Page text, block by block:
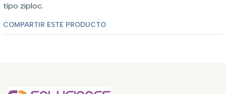
tipo ziploc.
COMPARTIR ESTE PRODUCTO